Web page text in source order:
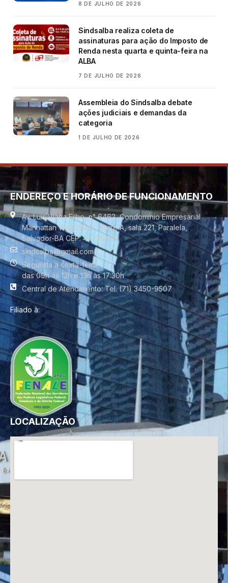
8 DE JULHO DE 2026
Sindsalba realiza coleta de
assinaturas para ação do Imposto de
Renda nesta quarta e quinta-feira na
ALBA
7 DE JULHO DE 2026
Assembleia do Sindsalba debate
ações judiciais e demandas da
categoria
1 DE JULHO DE 2026
ENDEREÇO E HORÁRIO DE FUNCIONAMENTO
Av. Luís Viana Filho, n° 6462, Condomínio Empresarial
Manhattan Wall Street, Torre A, sala 221, Paralela,
Salvador-BA CEP. 41.730-101
sindsalba@gmail.com
Segunda a sexta-feira,
das 09h às 12h e 13h às 17:30h
Central de Atendimento: Tel. (71) 3450-9507
Filiado à:
LOCALIZAÇÃO